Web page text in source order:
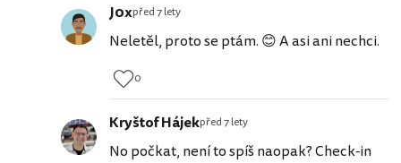
J0xpřed 7 lety
Neletěl, proto se ptám. 😊 A asi ani nechci.
0
Kryštof Hájekpřed 7 lety
No počkat, není to spíš naopak? Check-in